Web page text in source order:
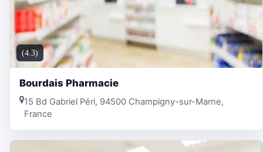
(4.3)
Bourdais Pharmacie
15 Bd Gabriel Péri, 94500 Champigny-sur-Marne,
France